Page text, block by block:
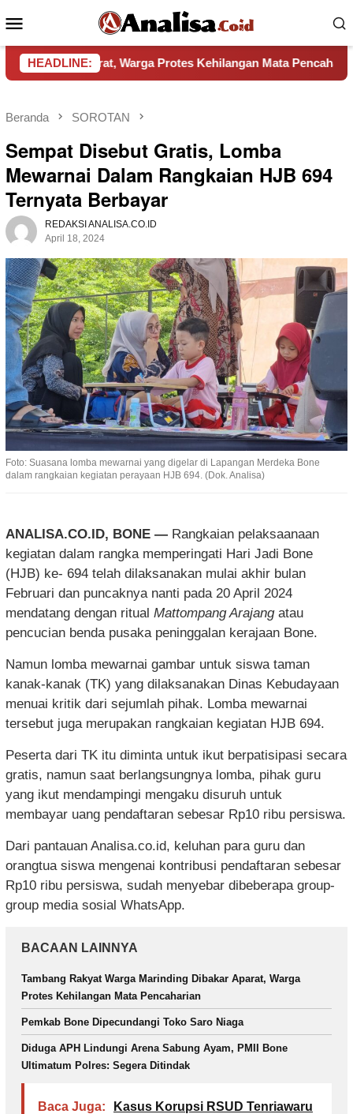
ke
kontenMobile
HEADLINE:
Warga Protes Kehilangan Mata Pencaharian
Beranda SOROTAN
Sempat Disebut Gratis, Lomba
Mewarnai Dalam Rangkaian HJB 694
Ternyata Berbayar
REDAKSI ANALISA.CO.ID
April 18, 2024
Foto: Suasana lomba mewarnai yang digelar di Lapangan Merdeka Bone
dalam rangkaian kegiatan perayaan HJB 694. (Dok. Analisa)
ANALISA.CO.ID, BONE — Rangkaian pelaksaanaan
kegiatan dalam rangka memperingati Hari Jadi Bone
(HJB) ke- 694 telah dilaksanakan mulai akhir bulan
Februari dan puncaknya nanti pada 20 April 2024
mendatang dengan ritual Mattompang Arajangatau
pencucian benda pusaka peninggalan kerajaan Bone.
Namun lomba mewarnai gambar untuk siswa taman
kanak-kanak (TK) yang dilaksanakan Dinas Kebudayaan
menuai kritik dari sejumlah pihak. Lomba mewarnai
tersebut juga merupakan rangkaian kegiatan HJB 694.
Peserta dari TK itu diminta untuk ikut berpatisipasi secara
gratis, namun saat berlangsungnya lomba, pihak guru
yang ikut mendampingi mengaku disuruh untuk
membayar uang pendaftaran sebesar Rp10 ribu persiswa.
Dari pantauan Analisa.co.id, keluhan para guru dan
orangtua siswa mengenai kontribusi pendaftaran sebesar
Rp10 ribu persiswa, sudah menyebar dibeberapa group-
group media sosial WhatsApp.
BACAAN LAINNYA
Tambang Rakyat Warga Marinding Dibakar Aparat, Warga
Protes Kehilangan Mata Pencaharian
Pemkab Bone Dipecundangi Toko Saro Niaga
Diduga APH Lindungi Arena Sabung Ayam, PMII Bone
Ultimatum Polres: Segera Ditindak
Baca Juga:
Kasus Korupsi RSUD Tenriawaru